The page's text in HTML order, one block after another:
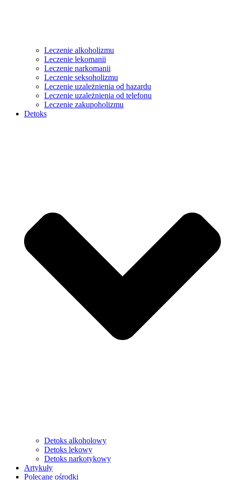
Leczenie alkoholizmu
Leczenie lekomanii
Leczenie narkomanii
Leczenie seksoholizmu
Leczenie uzależnienia od hazardu
Leczenie uzależnienia od telefonu
Leczenie zakupoholizmu
Detoks
Detoks alkoholowy
Detoks lekowy
Detoks narkotykowy
Artykuły
Polecane ośrodki